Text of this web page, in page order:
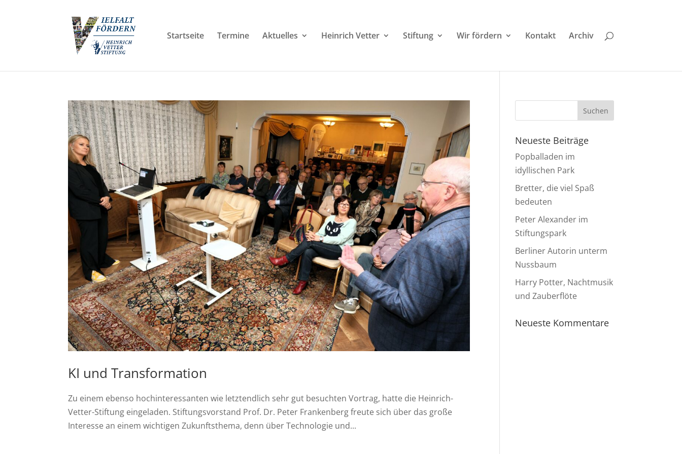
Startseite Termine Aktuelles Heinrich Vetter Stiftung Wir fördern Kontakt Archiv
KI und Transformation
Zu einem ebenso hochinteressanten wie letztendlich sehr gut besuchten Vortrag, hatte die Heinrich-
Vetter-Stiftung eingeladen. Stiftungsvorstand Prof. Dr. Peter Frankenberg freute sich über das große
Interesse an einem wichtigen Zukunftsthema, denn über Technologie und...
Neueste Beiträge
Popballaden im
idyllischen Park
Bretter, die viel Spaß
bedeuten
Peter Alexander im
Stiftungspark
Berliner Autorin unterm
Nussbaum
Harry Potter, Nachtmusik
und Zauberflöte
Neueste Kommentare